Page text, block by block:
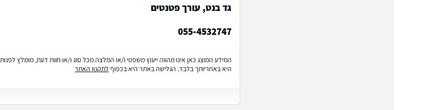
גד בנט, עורך פטנטים
055-4532747
המידע המוצג כאן אינו מהווה ייעוץ משפטי ו/או המלצה מכל סוג ו/או חוות דעת, מומלץ
היא באחריותך בלבד. הגלישה באתר היא בכפוף לתקנון האתר